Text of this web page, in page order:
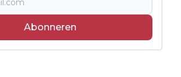
Abonneren